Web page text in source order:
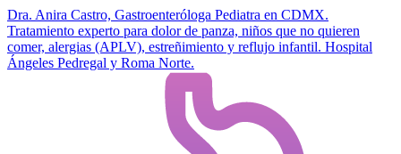
Dra. Anira Castro, Gastroenteróloga Pediatra en CDMX.
Tratamiento experto para dolor de panza, niños que no quieren
comer, alergias (APLV), estreñimiento y reflujo infantil. Hospital
Ángeles Pedregal y Roma Norte.